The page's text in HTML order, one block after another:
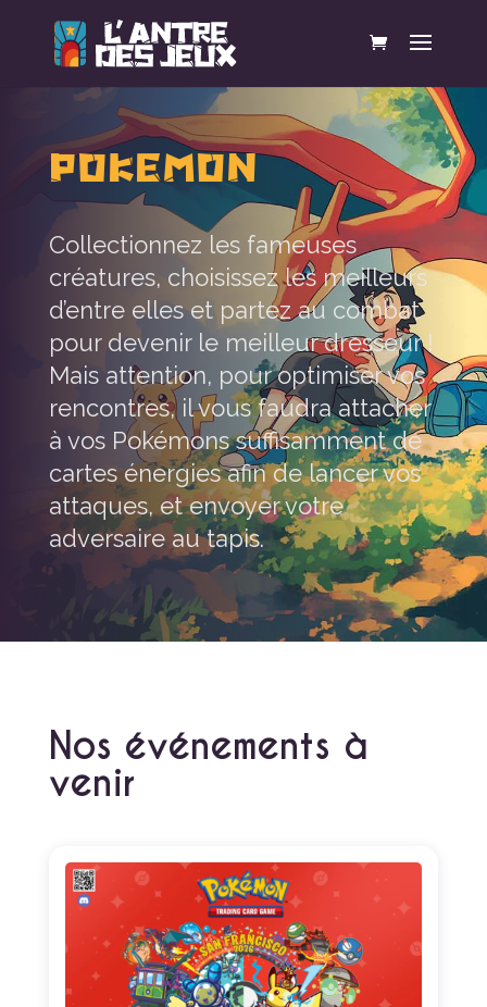
POKEMON
Collectionnez les fameuses
créatures, choisissez les meilleurs
d’entre elles et partez au combat
pour devenir le meilleur dresseur !
Mais attention, pour optimiser vos
rencontres, il vous faudra attacher
à vos Pokémons suffisamment de
cartes énergies afin de lancer vos
attaques, et envoyer votre
adversaire au tapis.
Nos événements à
venir